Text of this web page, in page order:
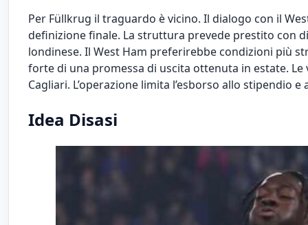
Per Füllkrug il traguardo è vicino. Il dialogo con il
definizione finale. La struttura prevede prestito con
londinese. Il West Ham preferirebbe condizioni più
forte di una promessa di uscita ottenuta in estate.
Cagliari. L’operazione limita l’esborso allo
Idea Disasi